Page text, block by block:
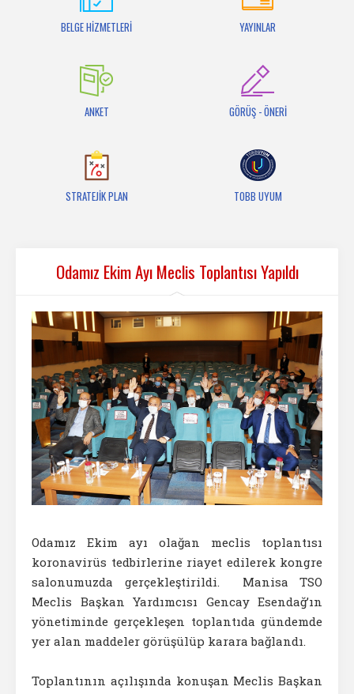
BELGE HİZMETLERİ YAYINLAR
ANKET GÖRÜŞ - ÖNERİ
STRATEJİK PLAN TOBB UYUM
Odamız Ekim Ayı Meclis Toplantısı Yapıldı
Odamız Ekim ayı olağan meclis toplantısı
koronavirüs tedbirlerine riayet edilerek kongre
salonumuzda gerçekleştirildi. Manisa TSO
Meclis Başkan Yardımcısı Gencay Esendağ’ın
yönetiminde gerçekleşen toplantıda gündemde
yer alan maddeler görüşülüp karara bağlandı.
Toplantının açılışında konuşan Meclis Başkan